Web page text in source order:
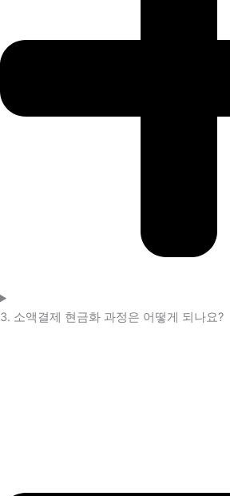
3. 소액결제 현금화 과정은 어떻게 되나요?